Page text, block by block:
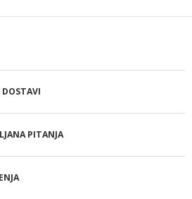
DOSTAVI
PITANJA